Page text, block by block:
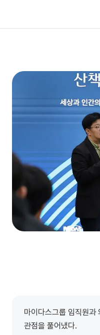
마이다스그룹 임직원과
관점을 풀어냈다.